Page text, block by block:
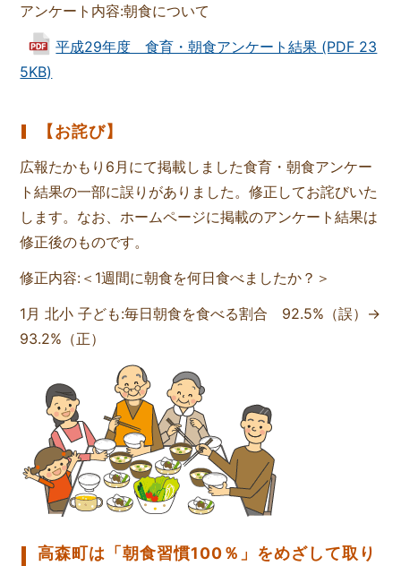
アンケート内容:朝食について
平成29年度 食育・朝食アンケート結果 (PDF 23
5KB)
【お詫び】
広報たかもり6月にて掲載しました食育・朝食アンケー
ト結果の一部に誤りがありました。修正してお詫びいた
します。なお、ホームページに掲載のアンケート結果は
修正後のものです。
修正内容:＜1週間に朝食を何日食べましたか？＞
1月 北小 子ども:毎日朝食を食べる割合 92.5%（誤）→
93.2%（正）
高森町は「朝食習慣100％」をめざして取り